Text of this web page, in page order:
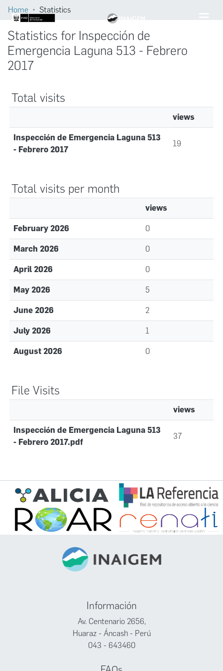
Home Statistics
Statistics for Inspección de
Emergencia Laguna 513 - Febrero
2017
Total visits
views
Inspección de Emergencia Laguna 513
- Febrero 2017
19
Total visits per month
views
February 2026 0
March 2026 0
April 2026 0
May 2026 5
June 2026 2
July 2026 1
August 2026 0
File Visits
views
Inspección de Emergencia Laguna 513
- Febrero 2017.pdf
37
Información
Av. Centenario 2656,
Huaraz - Áncash - Perú
043 - 643460